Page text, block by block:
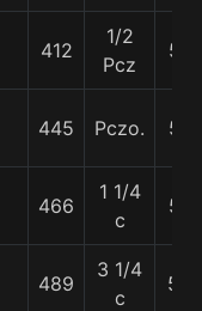
412
1/2
Pcz
57
445 Pczo. 57
466
1 1/4
c
57
489
3 1/4
c
58